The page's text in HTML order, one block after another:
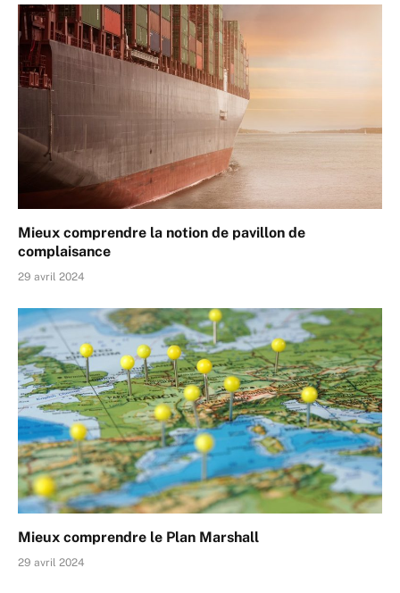
Mieux comprendre la notion de pavillon de
complaisance
29 avril 2024
Mieux comprendre le Plan Marshall
29 avril 2024